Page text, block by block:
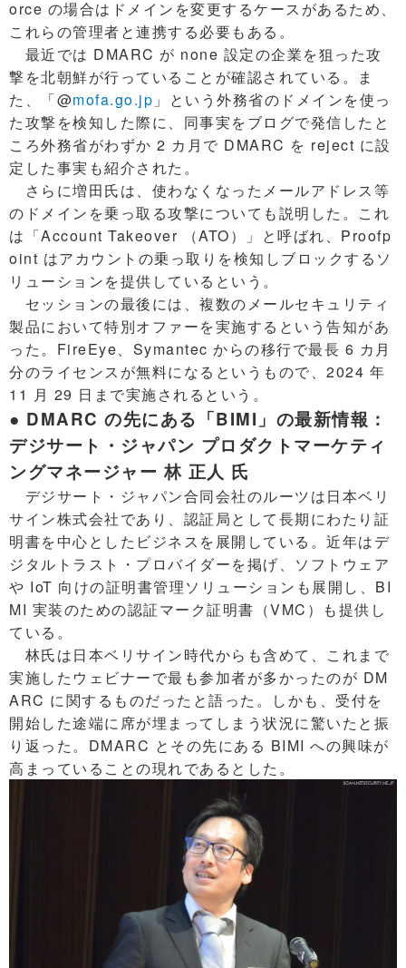
orce の場合はドメインを変更するケースがあるため、
これらの管理者と連携する必要もある。
最近では DMARC が none 設定の企業を狙った攻
撃を北朝鮮が行っていることが確認されている。ま
た、「@mofa.go.jp 」という外務省のドメインを使っ
た攻撃を検知した際に、同事実をブログで発信したと
ころ外務省がわずか 2 カ月で DMARC を reject に設
定した事実も紹介された。
さらに増田氏は、使わなくなったメールアドレス等
のドメインを乗っ取る攻撃についても説明した。これ
は「Account Takeover （ATO）」と呼ばれ、Proofp
oint はアカウントの乗っ取りを検知しブロックするソ
リューションを提供しているという。
セッションの最後には、複数のメールセキュリティ
製品において特別オファーを実施するという告知があ
った。FireEye、Symantec からの移行で最長 6 カ月
分のライセンスが無料になるというもので、2024 年
11 月 29 日まで実施されるという。
● DMARC の先にある「BIMI」の最新情報：
デジサート・ジャパン プロダクトマーケティ
ングマネージャー 林 正人 氏
デジサート・ジャパン合同会社のルーツは日本ベリ
サイン株式会社であり、認証局として長期にわたり証
明書を中心としたビジネスを展開している。近年はデ
ジタルトラスト・プロバイダーを掲げ、ソフトウェア
や IoT 向けの証明書管理ソリューションも展開し、BI
MI 実装のための認証マーク証明書（VMC）も提供し
ている。
林氏は日本ベリサイン時代からも含めて、これまで
実施したウェビナーで最も参加者が多かったのが DM
ARC に関するものだったと語った。しかも、受付を
開始した途端に席が埋まってしまう状況に驚いたと振
り返った。DMARC とその先にある BIMI への興味が
高まっていることの現れであるとした。